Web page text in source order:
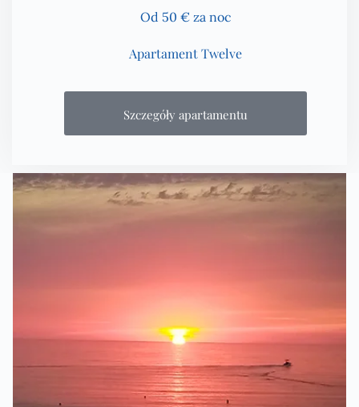
Od 50 € za noc
Apartament Twelve
Szczegóły apartamentu